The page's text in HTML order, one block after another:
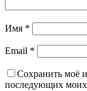
Имя *
Email *
Сохранить моё
последующих